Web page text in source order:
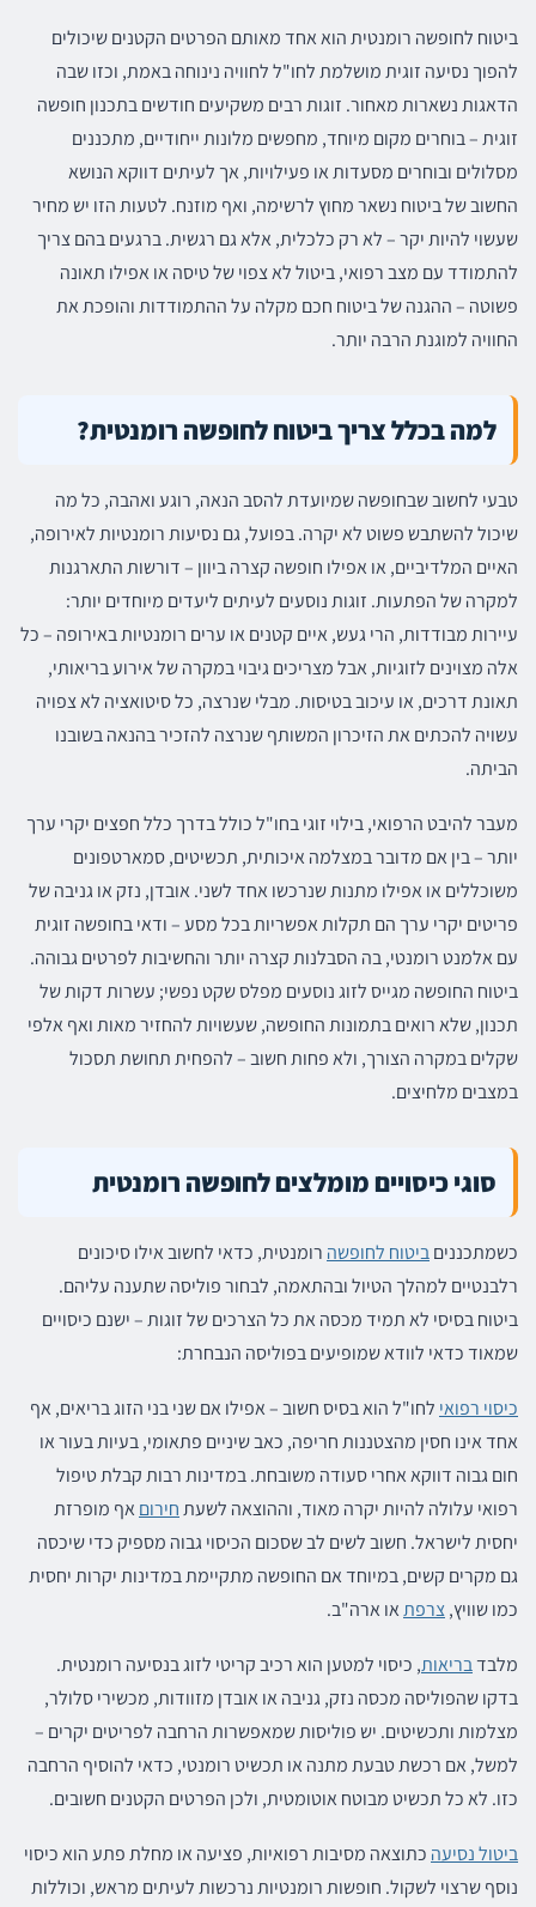
ביטוח לחופשה רומנטית הוא אחד מאותם הפרטים הקטנים שיכולים
להפוך נסיעה זוגית מושלמת לחו"ל לחוויה נינוחה באמת, וכזו שבה
הדאגות נשארות מאחור. זוגות רבים משקיעים חודשים בתכנון חופשה
זוגית – בוחרים מקום מיוחד, מחפשים מלונות ייחודיים, מתכננים
מסלולים ובוחרים מסעדות או פעילויות, אך לעיתים דווקא הנושא
החשוב של ביטוח נשאר מחוץ לרשימה, ואף מוזנח. לטעות הזו יש מחיר
שעשוי להיות יקר – לא רק כלכלית, אלא גם רגשית. ברגעים בהם צריך
להתמודד עם מצב רפואי, ביטול לא צפוי של טיסה או אפילו תאונה
פשוטה – ההגנה של ביטוח חכם מקלה על ההתמודדות והופכת את
החוויה למוגנת הרבה יותר.
למה בכלל צריך ביטוח לחופשה רומנטית?
טבעי לחשוב שבחופשה שמיועדת להסב הנאה, רוגע ואהבה, כל מה
שיכול להשתבש פשוט לא יקרה. בפועל, גם נסיעות רומנטיות לאירופה,
האיים המלדיביים, או אפילו חופשה קצרה ביוון – דורשות התארגנות
למקרה של הפתעות. זוגות נוסעים לעיתים ליעדים מיוחדים יותר:
עיירות מבודדות, הרי געש, איים קטנים או ערים רומנטיות באירופה – כל
אלה מצוינים לזוגיות, אבל מצריכים גיבוי במקרה של אירוע בריאותי,
תאונת דרכים, או עיכוב בטיסות. מבלי שנרצה, כל סיטואציה לא צפויה
עשויה להכתים את הזיכרון המשותף שנרצה להזכיר בהנאה בשובנו
הביתה.
מעבר להיבט הרפואי, בילוי זוגי בחו"ל כולל בדרך כלל חפצים יקרי ערך
יותר – בין אם מדובר במצלמה איכותית, תכשיטים, סמארטפונים
משוכללים או אפילו מתנות שנרכשו אחד לשני. אובדן, נזק או גניבה של
פריטים יקרי ערך הם תקלות אפשריות בכל מסע – ודאי בחופשה זוגית
עם אלמנט רומנטי, בה הסבלנות קצרה יותר והחשיבות לפרטים גבוהה.
ביטוח החופשה מגייס לזוג נוסעים מפלס שקט נפשי; עשרות דקות של
תכנון, שלא רואים בתמונות החופשה, שעשויות להחזיר מאות ואף אלפי
שקלים במקרה הצורך, ולא פחות חשוב – להפחית תחושת תסכול
במצבים מלחיצים.
סוגי כיסויים מומלצים לחופשה רומנטית
כשמתכנניםביטוח לחופשה רומנטית, כדאי לחשוב אילו סיכונים
רלבנטיים למהלך הטיול ובהתאמה, לבחור פוליסה שתענה עליהם.
ביטוח בסיסי לא תמיד מכסה את כל הצרכים של זוגות – ישנם כיסויים
שמאוד כדאי לוודא שמופיעים בפוליסה הנבחרת:
כיסוי רפואי לחו"ל הוא בסיס חשוב – אפילו אם שני בני הזוג בריאים, אף
אחד אינו חסין מהצטננות חריפה, כאב שיניים פתאומי, בעיות בעור או
חום גבוה דווקא אחרי סעודה משובחת. במדינות רבות קבלת טיפול
רפואי עלולה להיות יקרה מאוד, וההוצאה לשעתחירום אף מופרזת
יחסית לישראל. חשוב לשים לב שסכום הכיסוי גבוה מספיק כדי שיכסה
גם מקרים קשים, במיוחד אם החופשה מתקיימת במדינות יקרות יחסית
כמו שוויץ,צרפתאו ארה"ב.
מלבדבריאות, כיסוי למטען הוא רכיב קריטי לזוג בנסיעה רומנטית.
בדקו שהפוליסה מכסה נזק, גניבה או אובדן מזוודות, מכשירי סלולר,
מצלמות ותכשיטים. יש פוליסות שמאפשרות הרחבה לפריטים יקרים –
למשל, אם רכשת טבעת מתנה או תכשיט רומנטי, כדאי להוסיף הרחבה
כזו. לא כל תכשיט מבוטח אוטומטית, ולכן הפרטים הקטנים חשובים.
ביטול נסיעה כתוצאה מסיבות רפואיות, פציעה או מחלת פתע הוא כיסוי
נוסף שרצוי לשקול. חופשות רומנטיות נרכשות לעיתים מראש, וכוללות